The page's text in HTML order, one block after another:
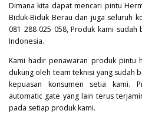
Dimana kita dapat mencari pintu
Biduk-Biduk Berau dan juga seluruh
081 288 025 058, Produk kami
Indonesia.
Kami hadir penawaran produk pintu
dukung oleh team teknisi yang sudah
kepuasan konsumen setia kami.
automatic gate yang lain terus
pada setiap produk kami.